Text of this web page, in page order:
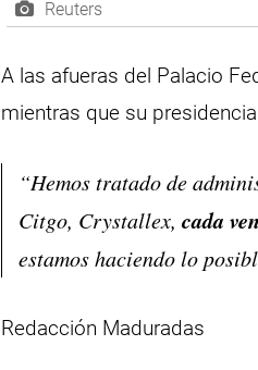
Reuters
A las afueras del Palacio
mientras que su
“Hemos tratado de
Citgo, Crystallex,cada
estamos haciendo lo
Redacción Maduradas